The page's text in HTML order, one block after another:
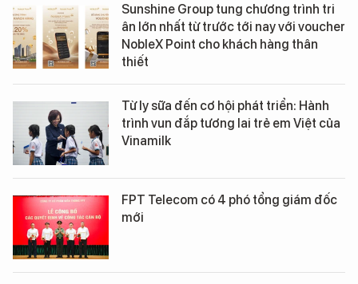
Sunshine Group tung chương trình tri
ân lớn nhất từ trước tới nay với voucher
NobleX Point cho khách hàng thân
thiết
Từ ly sữa đến cơ hội phát triển: Hành
trình vun đắp tương lai trẻ em Việt của
Vinamilk
FPT Telecom có 4 phó tổng giám đốc
mới